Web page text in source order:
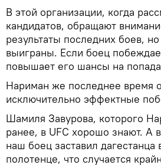
В этой организации, когда
кандидатов, обращают
результаты последних боев,
выиграны. Если боец
повышает его шансы на
Нариман же последнее время
исключительно эффектные
Шамиля Завурова, которого
ранее, в UFC хорошо знают. А
наш боец заставил дагестанца
полотенце, что случается